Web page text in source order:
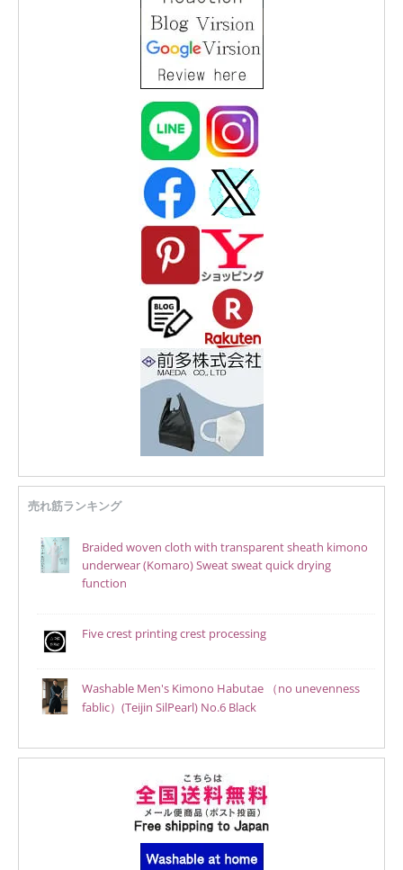
売れ筋ランキング
Braided woven cloth with transparent sheath kimono
underwear (Komaro) Sweat sweat quick drying
function
Five crest printing crest processing
Washable Men's Kimono Habutae （no unevenness
fablic）(Teijin SilPearl) No.6 Black